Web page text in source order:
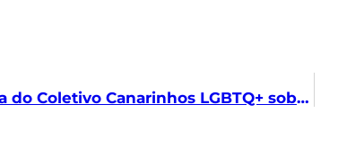
CBF emite nota após carta do Coletivo Canarinhos LGBTQ+ sobre episodio de homofobia e casal recebe apoio do Corinthians